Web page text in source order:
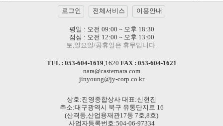
로그인 전체서비스 이용안내
평일 : 오전 09:00 ~ 오후 18:30
점심 : 오전 12:00 ~ 오후 13:00
토,일요일/공휴일은 휴무입니다.
TEL : 053-604-1619,1620 FAX : 053-604-1621
nara@casternara.com
jinyoung@jy-corp.co.kr
상호:진영종합상사 대표:신현진
주소:대구광역시 북구 유통단지로 16
(산격동,산업용재관17동 7호,8호)
사업자등록번호:504-06-97334